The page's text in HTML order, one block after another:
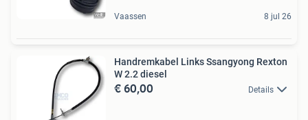
Vaassen 8 jul 26
Handremkabel Links Ssangyong Rexton
W 2.2 diesel
€ 60,00 Details